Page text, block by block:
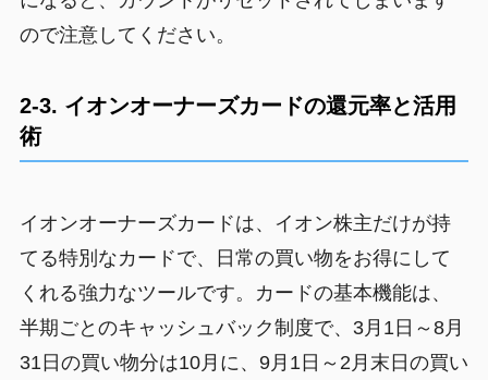
ので注意してください。
2-3. イオンオーナーズカードの還元率と活用
術
イオンオーナーズカードは、イオン株主だけが持
てる特別なカードで、日常の買い物をお得にして
くれる強力なツールです。カードの基本機能は、
半期ごとのキャッシュバック制度で、3月1日～8月
31日の買い物分は10月に、9月1日～2月末日の買い